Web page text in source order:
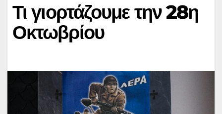
Τι γιορτάζουμε την 28η
Οκτωβρίου